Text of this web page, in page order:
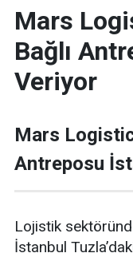
Mars
Bağlı
Veriyor
Mars
Antreposu
Lojistik
İstanbul